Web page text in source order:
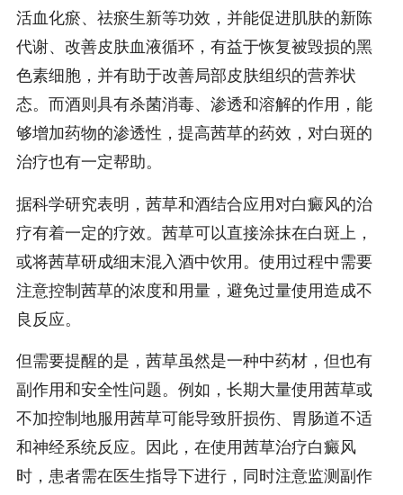
活血化瘀、祛瘀生新等功效，并能促进肌肤的新陈
代谢、改善皮肤血液循环，有益于恢复被毁损的黑
色素细胞，并有助于改善局部皮肤组织的营养状
态。而酒则具有杀菌消毒、渗透和溶解的作用，能
够增加药物的渗透性，提高茜草的药效，对白斑的
治疗也有一定帮助。
据科学研究表明，茜草和酒结合应用对白癜风的治
疗有着一定的疗效。茜草可以直接涂抹在白斑上，
或将茜草研成细末混入酒中饮用。使用过程中需要
注意控制茜草的浓度和用量，避免过量使用造成不
良反应。
但需要提醒的是，茜草虽然是一种中药材，但也有
副作用和安全性问题。例如，长期大量使用茜草或
不加控制地服用茜草可能导致肝损伤、胃肠道不适
和神经系统反应。因此，在使用茜草治疗白癜风
时，患者需在医生指导下进行，同时注意监测副作